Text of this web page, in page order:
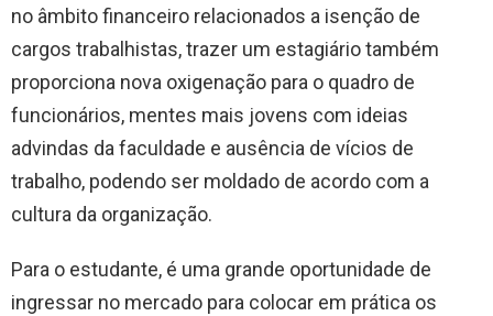
no âmbito financeiro relacionados a isenção de
cargos trabalhistas, trazer um estagiário também
proporciona nova oxigenação para o quadro de
funcionários, mentes mais jovens com ideias
advindas da faculdade e ausência de vícios de
trabalho, podendo ser moldado de acordo com a
cultura da organização.
Para o estudante, é uma grande oportunidade de
ingressar no mercado para colocar em prática os